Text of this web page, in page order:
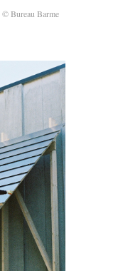
© Bureau Barme